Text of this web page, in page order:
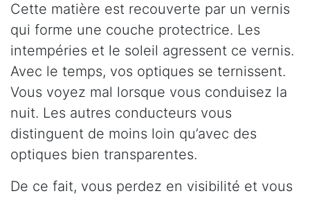
Cette matière est recouverte par un vernis
qui forme une couche protectrice. Les
intempéries et le soleil agressent ce vernis.
Avec le temps, vos optiques se ternissent.
Vous voyez mal lorsque vous conduisez la
nuit. Les autres conducteurs vous
distinguent de moins loin qu’avec des
optiques bien transparentes.
De ce fait, vous perdez en visibilité et vous